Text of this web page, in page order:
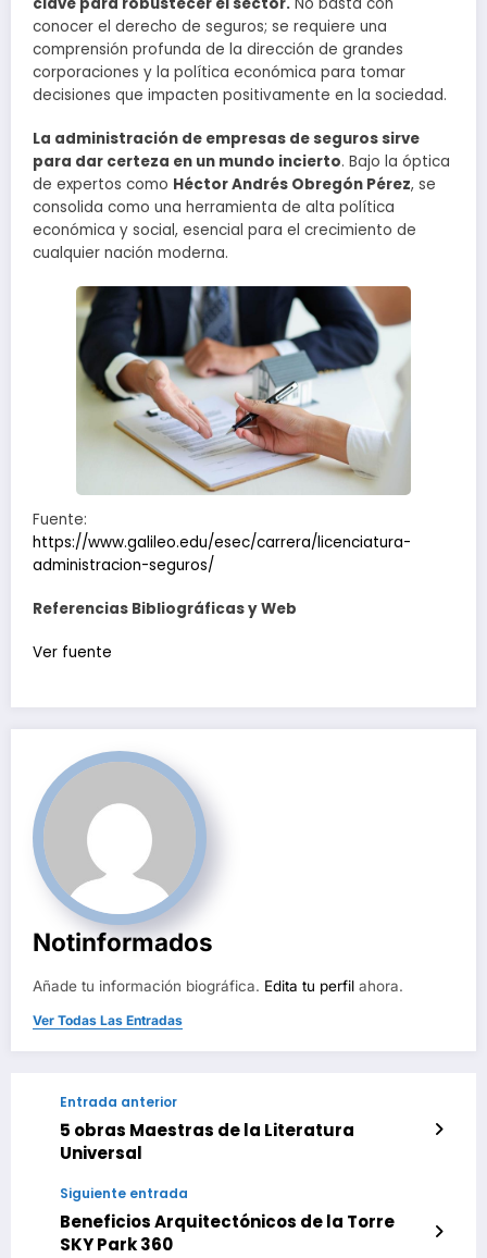
conocer el derecho de seguros; se requiere una
comprensión profunda de la dirección de grandes
corporaciones y la política económica para tomar
decisiones que impacten positivamente en la sociedad.
La administración de empresas de seguros sirve
para dar certeza en un mundo incierto. Bajo la óptica
de expertos como Héctor Andrés Obregón Pérez, se
consolida como una herramienta de alta política
económica y social, esencial para el crecimiento de
cualquier nación moderna.
Fuente:
https://www.galileo.edu/esec/carrera/licenciatura-
administracion-seguros/
Referencias Bibliográficas y Web
Navegación
entradas
Ver fuente
Notinformados
Añade tu información biográfica. Edita tu perfil ahora.
Ver Todas Las Entradas
Entrada anterior
5 obras Maestras de la Literatura
Universal
Siguiente entrada
Beneficios Arquitectónicos de la Torre
SKY Park 360